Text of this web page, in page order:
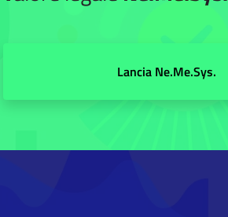
Lancia Ne.Me.Sys.